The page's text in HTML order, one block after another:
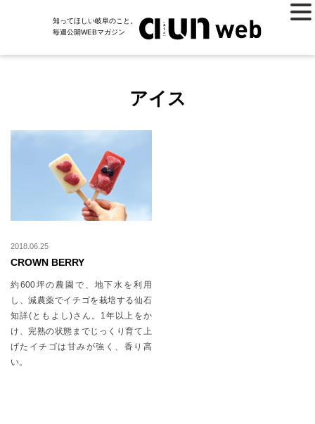
知ってほしい岐阜のこと。
毎週公開WEBマガジン
アイス
2018.06.25
CROWN BERRY
約600坪の農園で、地下水を利用
し、減農薬でイチゴを栽培する仙石
知詳(ともよし)さん。1年以上をか
け、完熟の状態までじっくり育て上
げたイチゴは甘みが強く、香り高
い。